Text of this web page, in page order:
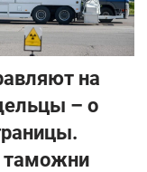
на
– о
таможни